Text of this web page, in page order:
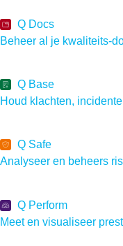
Q Docs
Beheer al je kwaliteits-
Q Base
Houd klachten,
Q Safe
Analyseer en beheers
Q Perform
Meet en visualiseer